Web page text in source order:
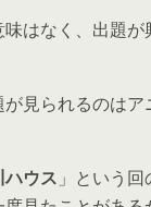
はなく、出題
見られるのはア
ウス 」という